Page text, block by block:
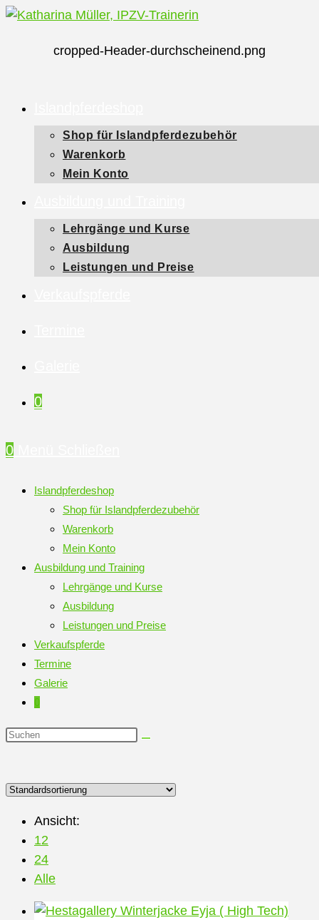
Zum
springencropped-Header-durchscheinend.png
Shop für Islandpferdezubehör
Warenkorb
Mein Konto
Lehrgänge und Kurse
Ausbildung
Leistungen und Preise
0
0
Islandpferdeshop
Shop für Islandpferdezubehör
Warenkorb
Mein Konto
Ausbildung und Training
Lehrgänge und Kurse
Ausbildung
Leistungen und Preise
Verkaufspferde
Termine
Galerie
0
Diese
Ansicht:
12
24
Alle